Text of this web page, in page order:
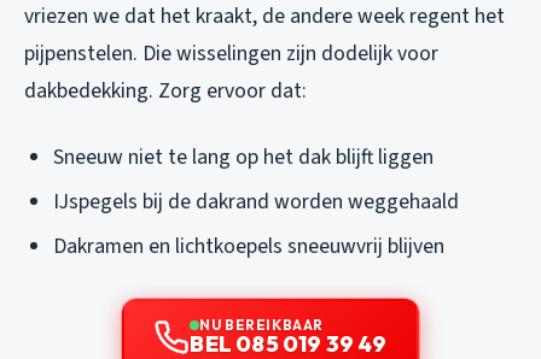
vriezen we dat het kraakt, de andere week regent het
pijpenstelen. Die wisselingen zijn dodelijk voor
dakbedekking. Zorg ervoor dat:
Sneeuw niet te lang op het dak blijft liggen
IJspegels bij de dakrand worden weggehaald
Dakramen en lichtkoepels sneeuwvrij blijven
NU BEREIKBAAR
BEL 085 019 39 49